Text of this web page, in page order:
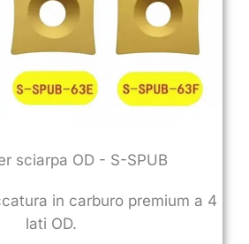
sciarpa OD - S-SPUB
in carburo premium a 4
lati OD.